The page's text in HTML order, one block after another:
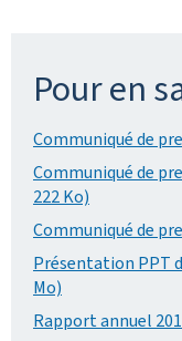
Pour en
Communiqué de
Communiqué de
222 Ko)
Communiqué de
Présentation PPT
Mo)
Rapport annuel